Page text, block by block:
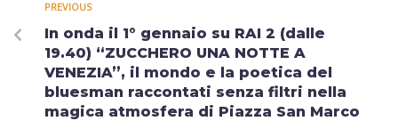
PREVIOUS
In onda il 1° gennaio su RAI 2 (dalle
19.40) “ZUCCHERO UNA NOTTE A
VENEZIA”, il mondo e la poetica del
bluesman raccontati senza filtri nella
magica atmosfera di Piazza San Marco